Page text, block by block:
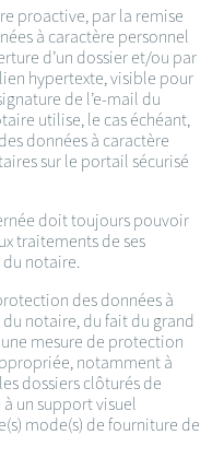
proactive, par la remise
à caractère personnel
d’un dossier et/ou par
hypertexte, visible pour
de l’e-mail du
utilise, le cas échéant,
données à caractère
sur le portail sécurisé
doit toujours pouvoir
traitements de ses
du notaire.
des données à
notaire, du fait du grand
mesure de protection
notamment à
dossiers clôturés de
un support visuel
mode(s) de fourniture de